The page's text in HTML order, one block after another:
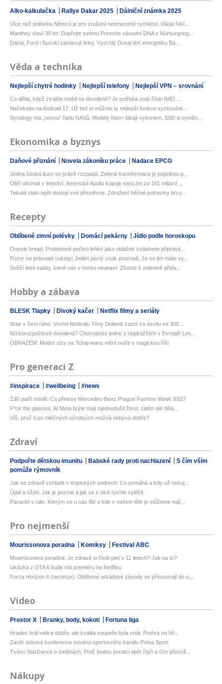
Alko-kalkulačka Rallye Dakar 2025 Dálniční známka 2025
Více než polovina Němců je pro zrušení neomezené rychlosti. Vláda řekl...
Manthey slaví 30 let: Dopřejte svému Porsche závodní DNA z Nürburgring...
Dacia, Ford i Suzuki zastavují linky. Vyschlý Dunaj drtí energetiku Ba...
Věda a technika
Nejlepší chytré hodinky Nejlepší telefony Nejlepší VPN – srovnání
Co dělat, když ztratíte mobil na dovolené? Je potřeba znát číslo IMEI ...
Nečekejte na Android 17. Už teď si můžete ty nejlepší funkce vyzkoušet...
Synology má „novou“ řadu NASů. Modely Neo+ lákají výkonem, SSD a vyměn...
Ekonomika a byznys
Daňové přiznání Novela zákoníku práce Nadace EPCG
Jedna česká iluze se právě rozpadá. Zelená transformace je pojistkou p...
Obří obchod v letectví. Americké Apollo kupuje easyJet za 161 miliard ...
Tekuté zlato opět dostojí své přezdívce. Zdražení běžné potraviny brzy...
Recepty
Oblíbené zimní polévky Domácí pekárny Jídlo podle horoskopu
Oopsie bread: Proteinové pečivo lehké jako obláček zvládnete připravit...
Pozor na jedovaté cukety! Jeden jasný znak prozradí, že se jim máte vy...
Svěží letní saláty, které vás v horku neunaví: Zkuste k zelenině přida...
Hobby a zábava
BLESK Tlapky Divoký kačer Netflix filmy a seriály
Sraz v šest ráno. Vrchol festivalu Tóny Dolomit zazní za úsvitu ve 300...
Nízkorozpočtová dovolená? Chorvatsko jedno z nejdražších v Evropě! Lev...
OBRAZEM: Modré slzy na Tchaj-wanu mění moře v magickou říši
Pro generaci Z
#inspirace #wellbeing #news
Září patří módě: Co přinese Mercedes-Benz Prague Fashion Week SS27
F*ck the glasses: AI Meta brýle mají zjednodušit život, zatím ale děla...
Víš, proč ti po mléčných výrobcích možná nebývá dobře?
Zdraví
Podpořte dětskou imunitu Babské rady proti nachlazení
S čím vším
pomůže rýmovník
Jak se zdravě zchladit v tropických vedrech: Co pomáhá a kdy už riskuj...
Úpal a úžeh: Jak je poznat a jak se z nich rychle vyléčit
Parazité v nás: Kterým se u nás líbí a kde v našem těle je můžeme nají...
Pro nejmenší
Mourissonova poradna Komiksy Festival ABC
Mourrisonova poradna: Je zdravé si čistit pleť v 11 letech? Jak na to?
Ukázka z GTA 6 bude mít premiéru na Netflixu
Forza Horizon 6 (recenze): Oblíbené arkádové závody se přesouvají do u...
Video
Prostor X Branky, body, kokoti Fortuna liga
Hradec hrál velice dobře, ale kvalita soupeře byla znát. Prohra na hři...
Závěr tiskové konference nového sportovního kanálu Prima Sport
Tvůrci StarDance o změnách: Proč budou porotci opět čtyři a čím přesvě...
Nákupy